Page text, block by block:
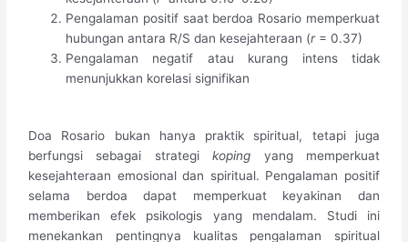
Pengalaman positif saat berdoa Rosario memperkuat
hubungan antara R/S dan kesejahteraan (r= 0.37)
Pengalaman negatif atau kurang intens tidak
menunjukkan korelasi signifikan
Doa Rosario bukan hanya praktik spiritual, tetapi juga
berfungsi sebagai strategikoping yang memperkuat
kesejahteraan emosional dan spiritual. Pengalaman positif
selama berdoa dapat memperkuat keyakinan dan
memberikan efek psikologis yang mendalam. Studi ini
menekankan pentingnya kualitas pengalaman spiritual